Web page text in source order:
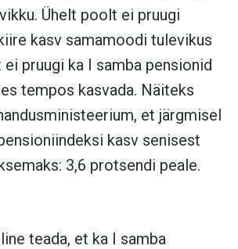
Ühelt poolt ei pruugi
kasv samamoodi tulevikus
ei pruugi ka I samba pensionid
tempos kasvada. Näiteks
et järgmisel
kasv senisest
3,6 protsendi peale.
teada, et ka I samba